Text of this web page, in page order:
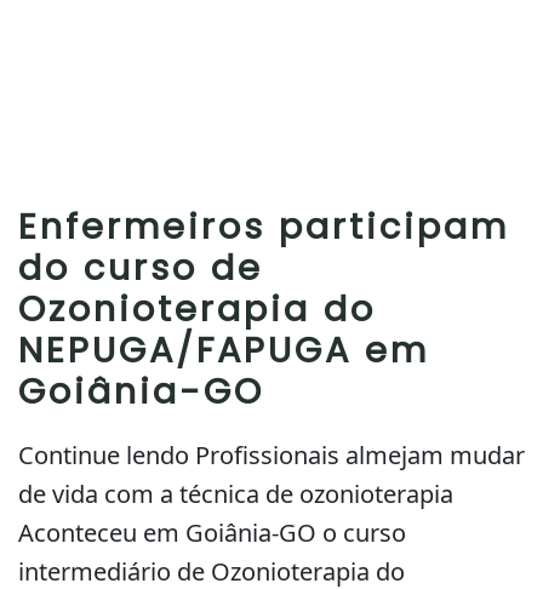
Enfermeiros participam
do curso de
Ozonioterapia do
NEPUGA/FAPUGA em
Goiânia-GO
Continue lendo Profissionais almejam mudar
de vida com a técnica de ozonioterapia
Aconteceu em Goiânia-GO o curso
intermediário de Ozonioterapia do